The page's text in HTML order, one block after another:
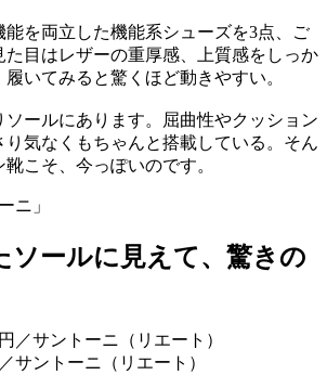
を両立した機能系シューズを3点、ご
た目はレザーの重厚感、上質感をしっか
いてみると驚くほど動きやすい。
ソールにあります。屈曲性やクッション
気なくもちゃんと搭載している。そん
こそ、今っぽいのです。
ニ」
ソールに見えて、驚きの
サントーニ（リエート）